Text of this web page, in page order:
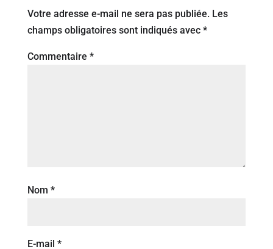
Votre adresse e-mail ne sera pas publiée. Les
champs obligatoires sont indiqués avec *
Commentaire *
Nom *
E-mail *